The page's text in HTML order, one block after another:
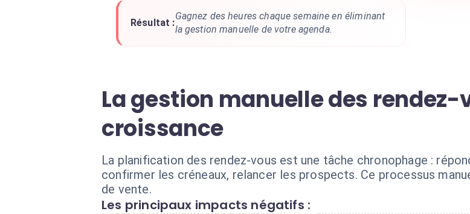
Résultat :
Gagnez des heures chaque semaine en éliminant
la gestion manuelle de votre agenda.
La gestion manuelle des
croissance
La planification des rendez-vous est une tâche chronophage :
confirmer les créneaux, relancer les prospects. Ce processus
de vente.
Les principaux impacts négatifs :